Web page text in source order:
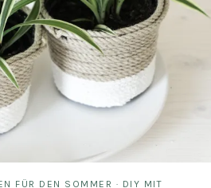
FÜR DEN SOMMER · DIY MIT